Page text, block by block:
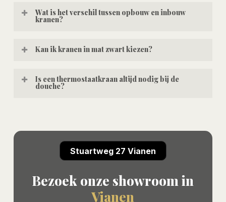
Wat is het verschil tussen opbouw en inbouw
kranen?
Opbouwkranen zitten zichtbaar op de muur of
Inbouwkranen worden in de wand verwerkt en
geven een strakke uitstraling, maar vragen meer
Kan ik kranen in mat zwart kiezen?
Ja, mat zwart is populair en geeft een moderne
uitstraling. We adviseren ook over onderhoud en
Is een thermostaatkraan altijd nodig bij de
douche?
temperatuur en is veiliger en comfortabeler in
dagelijks gebruik.Stuartweg 27 Vianen
Bezoek onze showroom in
Vianen